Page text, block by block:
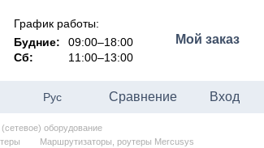
График работы:
Будние:
09:00–18:00
Сб:
11:00–13:00
Мой заказ
Рус Сравнение Вход
оборудование
Маршрутизаторы, роутеры Mercusys